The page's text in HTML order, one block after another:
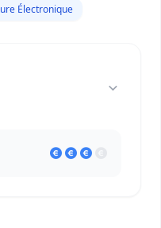
Électronique